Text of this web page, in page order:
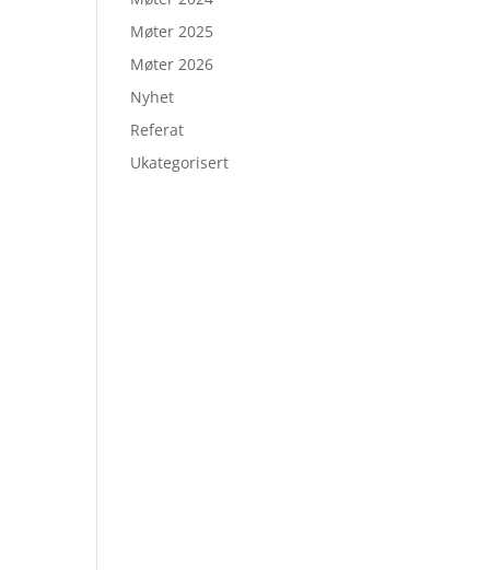
Møter 2025
Møter 2026
Nyhet
Referat
Ukategorisert